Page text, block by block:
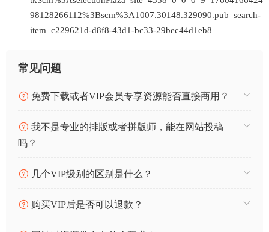
98128266112%3Bscm%3A1007.30148.329090.pub_search-
item_c229621d-d8f8-43d1-bc33-29bec44d1eb8_
常见问题
免费下载或者VIP会员专享资源能否直接商用？
我不是专业的排版或者拼版师，能在网站投稿
吗？
几个VIP级别的区别是什么？
购买VIP后是否可以退款？